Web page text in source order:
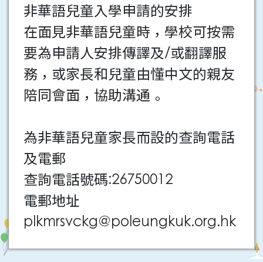
非華語兒童入學申請的安排
在面見非華語兒童時，學校可按需
要為申請人安排傳譯及/或翻譯服
務，或家長和兒童由懂中文的親友
陪同會面，協助溝通。
為非華語兒童家長而設的查詢電話
及電郵
查詢電話號碼:26750012
電郵地址
plkmrsvckg@poleungkuk.org.hk